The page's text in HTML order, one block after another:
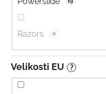
Razors 0
Velikosti EU ?